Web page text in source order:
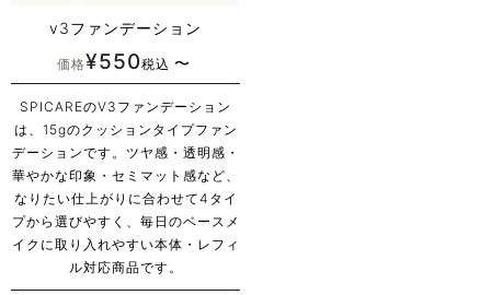
v3ファンデーション
価格¥550税込 〜
SPICAREのV3ファンデーション
は、15gのクッションタイプファン
デーションです。ツヤ感・透明感・
華やかな印象・セミマット感など、
なりたい仕上がりに合わせて4タイ
プから選びやすく、毎日のベースメ
イクに取り入れやすい本体・レフィ
ル対応商品です。